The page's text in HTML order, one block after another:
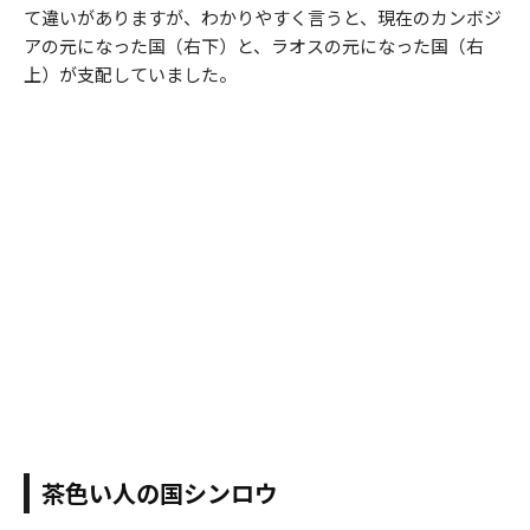
て違いがありますが、わかりやすく言うと、現在のカンボジ
アの元になった国（右下）と、ラオスの元になった国（右
上）が支配していました。
茶色い人の国シンロウ